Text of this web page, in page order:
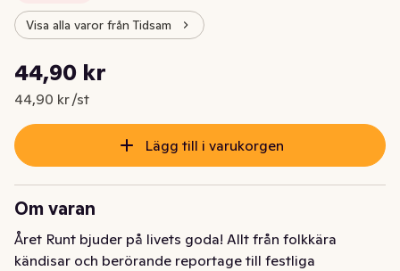
Visa alla varor från Tidsam
Nuvarande pris är: 44,90 kr
44,90 kr
44,90 kr /st
Styckpris: 44,90 kr /st
Lägg till i varukorgen
Om varan
Året Runt bjuder på livets goda! Allt från folkkära
kändisar och berörande reportage till festliga